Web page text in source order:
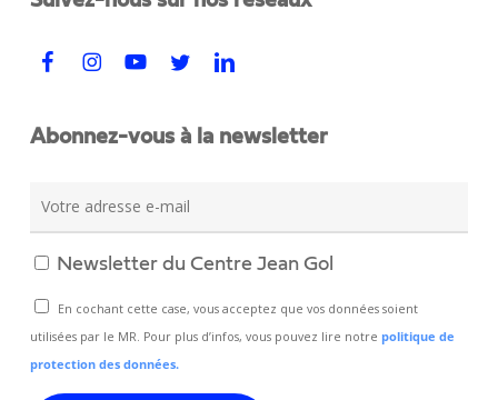
Abonnez-vous à la newsletter
Newsletter du Centre Jean Gol
En cochant cette case, vous acceptez que vos données soient
utilisées par le MR. Pour plus d’infos, vous pouvez lire notrepolitique de
protection des données.